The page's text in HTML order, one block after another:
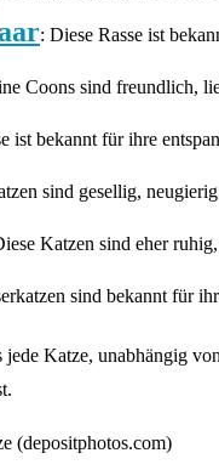
: Diese Rasse ist
Coons sind freundlich,
ist bekannt für ihre
sind gesellig,
Katzen sind eher
sind bekannt für
Katze, unabhängig